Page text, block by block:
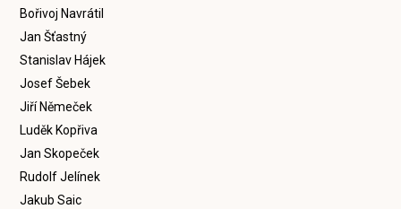
Bořivoj Navrátil
Jan Šťastný
Stanislav Hájek
Josef Šebek
Jiří Němeček
Luděk Kopřiva
Jan Skopeček
Rudolf Jelínek
Jakub Saic